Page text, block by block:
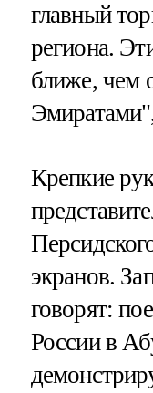
главный
региона.
ближе,
Крепкие
экранов.
говорят:
России в